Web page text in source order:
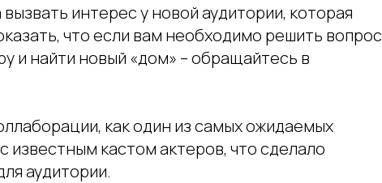
интерес у новой аудитории, которая
что если вам необходимо решить вопрос
и найти новый «дом» – обращайтесь в
как один из самых ожидаемых
известным кастом актеров, что сделало
аудитории.